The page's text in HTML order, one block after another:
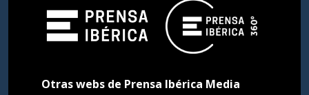
Otras webs de Prensa Ibérica Media